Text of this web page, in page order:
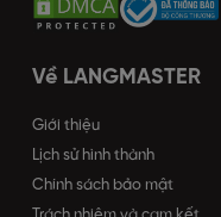
Về LANGMASTER
Giới thiệu
Lịch sử hình thành
Chính sách bảo mật